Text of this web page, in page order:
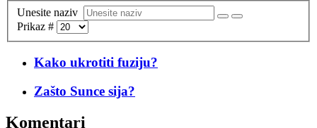
Unesite naziv
Prikaz #
Kako ukrotiti fuziju?
Zašto Sunce sija?
Komentari